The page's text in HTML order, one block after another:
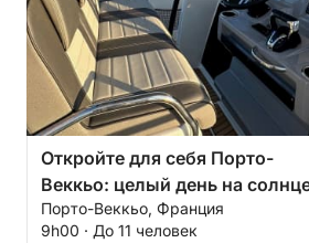
Откройте для себя Порто-
Веккьо: целый день на
на моторной лодке.
Порто-Веккьо, Франция
9h00 · До 11 человек